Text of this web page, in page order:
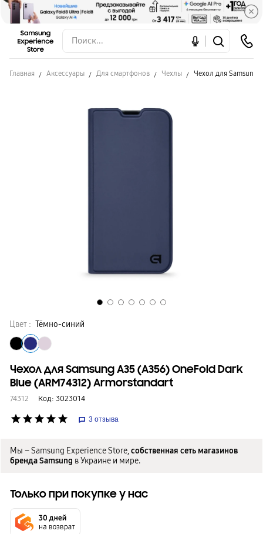
Главная Аксессуары Для смартфонов Чехлы Чехол для Samsung
Цвет : Тёмно-синий
Чехол для Samsung A35 (A356) OneFold Dark
Blue (ARM74312) Armorstandart
74312 Код: 3023014
star star star star star 3 отзыва
Мы – Samsung Experience Store,собственная сеть магазинов
бренда Samsung в Украине и мире.
Только при покупке у нас